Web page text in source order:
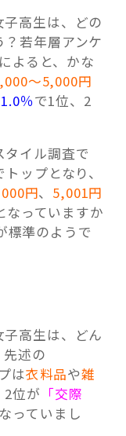
高生は、どの
若年層アンケ
よると、かな
～5,000円
％で1位、2
タイル調査で
トップとなり、
円、 5,001円
なっていますか
標準のようで
高生は、どん
述の
は衣料品や雑
2位が 「交際
っていまし